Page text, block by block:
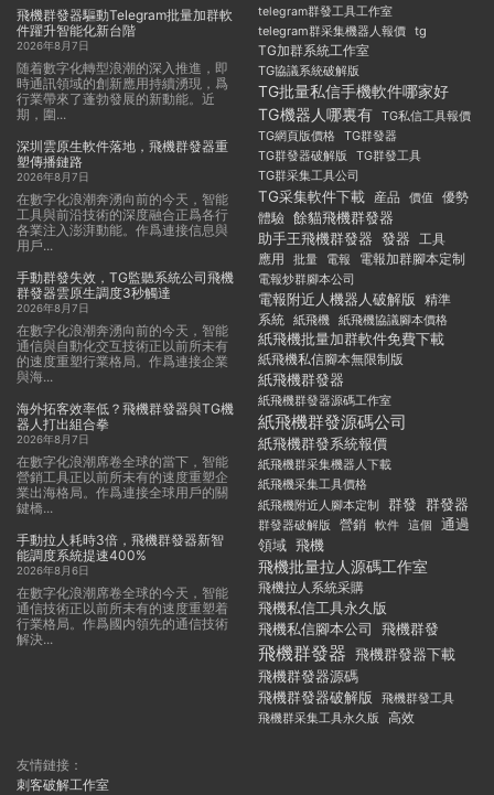
飛機群發器驅動Telegram批量加群軟
件躍升智能化新台階
2026年8月7日
随着數字化轉型浪潮的深入推進，即
時通訊領域的創新應用持續湧現，爲
行業帶來了蓬勃發展的新動能。近
期，圍...
深圳雲原生軟件落地，飛機群發器重
塑傳播鏈路
2026年8月7日
在數字化浪潮奔湧向前的今天，智能
工具與前沿技術的深度融合正爲各行
各業注入澎湃動能。作爲連接信息與
用戶...
手動群發失效，TG監聽系統公司飛機
群發器雲原生調度3秒觸達
2026年8月7日
在數字化浪潮奔湧向前的今天，智能
通信與自動化交互技術正以前所未有
的速度重塑行業格局。作爲連接企業
與海...
海外拓客效率低？飛機群發器與TG機
器人打出組合拳
2026年8月7日
在數字化浪潮席卷全球的當下，智能
營銷工具正以前所未有的速度重塑企
業出海格局。作爲連接全球用戶的關
鍵橋...
手動拉人耗時3倍，飛機群發器新智
能調度系統提速400%
2026年8月6日
在數字化浪潮席卷全球的今天，智能
通信技術正以前所未有的速度重塑着
行業格局。作爲國内領先的通信技術
解決...
telegram群發工具工作室
telegram群采集機器人報價 tg
TG加群系統工作室
TG協議系統破解版
TG批量私信手機軟件哪家好
TG機器人哪裏有
TG私信工具報價
TG網頁版價格
TG群發器
TG群發器破解版
TG群發工具
TG群采集工具公司
TG采集軟件下載 産品 價值 優勢
體驗 餘貓飛機群發器
助手王飛機群發器 發器 工具
應用
批量 電報 電報加群腳本定制
電報炒群腳本公司
電報附近人機器人破解版 精準
系統 紙飛機 紙飛機協議腳本價格
紙飛機批量加群軟件免費下載
紙飛機私信腳本無限制版
紙飛機群發器
紙飛機群發器源碼工作室
紙飛機群發源碼公司
紙飛機群發系統報價
紙飛機群采集機器人下載
紙飛機采集工具價格
紙飛機附近人腳本定制
群發 群發器
群發器破解版 營銷 軟件 這個
通過
領域 飛機
飛機批量拉人源碼工作室
飛機拉人系統采購
飛機私信工具永久版
飛機私信腳本公司
飛機群發
飛機群發器 飛機群發器下載
飛機群發器源碼
飛機群發器破解版
飛機群發工具
飛機群采集工具永久版
高效
友情鏈接：
刺客破解工作室